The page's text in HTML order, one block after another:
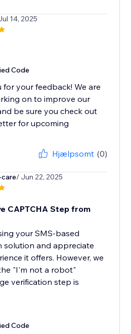
14, 2025
Code
for your feedback! We are
on to improve our
be sure you check out
for upcoming
Hjælpsomt (0)
/ Jun 22, 2025
CAPTCHA Step from
your SMS-based
solution and appreciate
it offers. However, we
"I'm not a robot"
verification step is
Code